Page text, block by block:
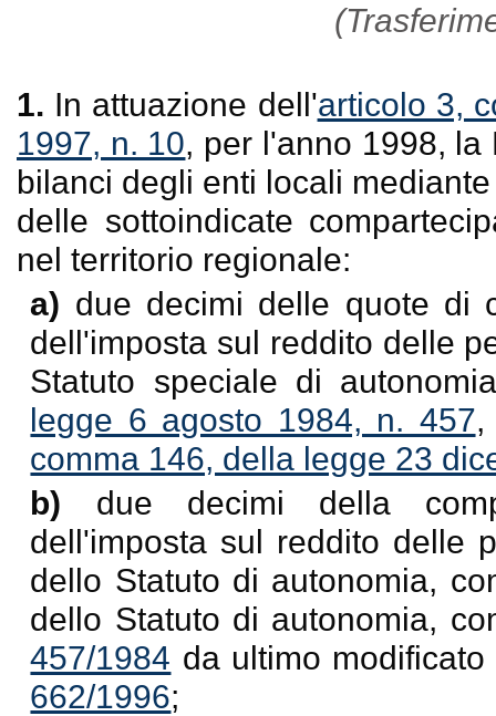
1. In attuazione dell'articolo 3,
1997, n. 10, per l'anno 1998,
bilanci degli enti locali
delle sottoindicate
nel territorio regionale:
a) due decimi delle quote di
dell'imposta sul reddito delle
Statuto speciale di
legge 6 agosto 1984, n. 457,
comma 146, della legge 23
b) due decimi della
dell'imposta sul reddito delle
dello Statuto di autonomia,
dello Statuto di autonomia,
457/1984 da ultimo modificato
662/1996;